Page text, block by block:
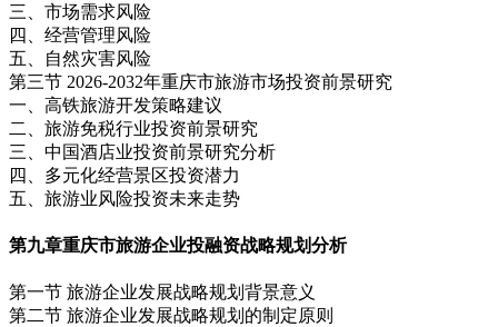
三、市场需求风险
四、经营管理风险
五、自然灾害风险
第三节 2026-2032年重庆市旅游市场投资前景研究
一、高铁旅游开发策略建议
二、旅游免税行业投资前景研究
三、中国酒店业投资前景研究分析
四、多元化经营景区投资潜力
五、旅游业风险投资未来走势
第九章重庆市旅游企业投融资战略规划分析
第一节 旅游企业发展战略规划背景意义
第二节 旅游企业发展战略规划的制定原则